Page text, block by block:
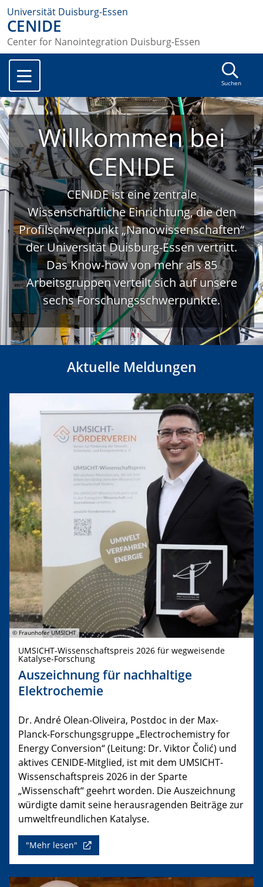
Universität Duisburg-Essen
CENIDE
Center for Nanointegration Duisburg-Essen
Suchen
Willkommen bei
CENIDE
CENIDE ist eine zentrale
Wissenschaftliche Einrichtung, die den
Profilschwerpunkt „Nanowissenschaften“
der Universität Duisburg-Essen vertritt.
Das Know-how von mehr als 85
Arbeitsgruppen verteilt sich auf unsere
sechs Forschungsschwerpunkte.
Aktuelle Meldungen
© Fraunhofer UMSICHT
UMSICHT-Wissenschaftspreis 2026 für wegweisende
Katalyse-Forschung
Auszeichnung für nachhaltige
Elektrochemie
Dr. André Olean-Oliveira, Postdoc in der Max-
Planck-Forschungsgruppe „Electrochemistry for
Energy Conversion“ (Leitung: Dr. Viktor Čolić) und
aktives CENIDE-Mitglied, ist mit dem UMSICHT-
Wissenschaftspreis 2026 in der Sparte
„Wissenschaft“ geehrt worden. Die Auszeichnung
würdigte damit seine herausragenden Beiträge zur
umweltfreundlichen Katalyse.
"Mehr lesen"